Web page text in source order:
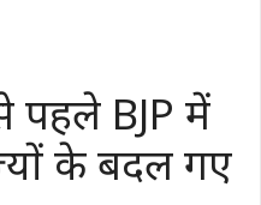
पहले BJP में
के बदल गए